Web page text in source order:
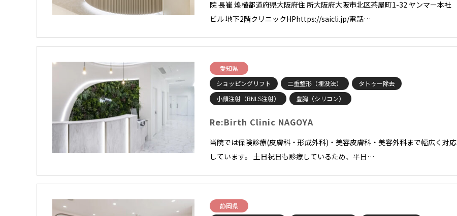
院 長崔 煌植都道府県大阪府住 所大阪府大阪市北区茶屋町1-32 ヤンマー本社
ビル 地下2階クリニックHPhttps://saicli.jp/電話…
愛知県
ショッピングリフト
二重整形（埋没法）
タトゥー除去
小顔注射（BNLS注射）
豊胸（シリコン）
Re:Birth Clinic NAGOYA
当院では保険診療(皮膚科・形成外科)・美容皮膚科・美容外科まで幅広く対応
しています。 土日祝日も診療しているため、平日…
静岡県